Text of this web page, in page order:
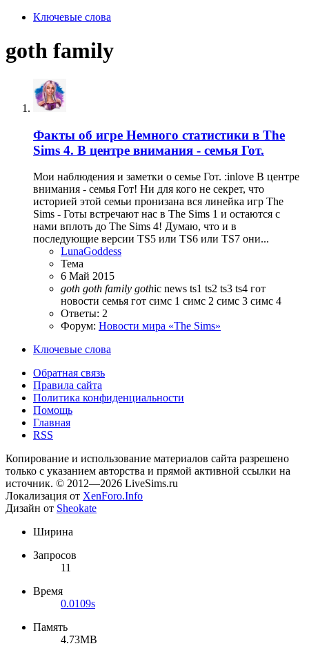
Ключевые слова
goth family
Факты об игре Немного статистики в The
Sims 4. В центре внимания - семья Гот.
Мои наблюдения и заметки о семье Гот. :inlove В центре
внимания - семья Гот! Ни для кого не секрет, что
историей этой семьи пронизана вся линейка игр The
Sims - Готы встречают нас в The Sims 1 и остаются с
нами вплоть до The Sims 4! Думаю, что и в
последующие версии TS5 или TS6 или TS7 они...
LunaGoddess
Тема
6 Май 2015
goth goth family gothic news ts1 ts2 ts3 ts4 гот
новости семья гот симс 1 симс 2 симс 3 симс 4
Ответы: 2
Форум: Новости мира «The Sims»
Ключевые слова
Обратная связь
Правила сайта
Политика конфиденциальности
Помощь
Главная
RSS
Копирование и использование материалов сайта разрешено
только с указанием авторства и прямой активной ссылки на
источник. © 2012—2026 LiveSims.ru
Локализация от XenForo.Info
Дизайн от Sheokate
Ширина
Запросов
11
Время
0.0109s
Память
4.73MB